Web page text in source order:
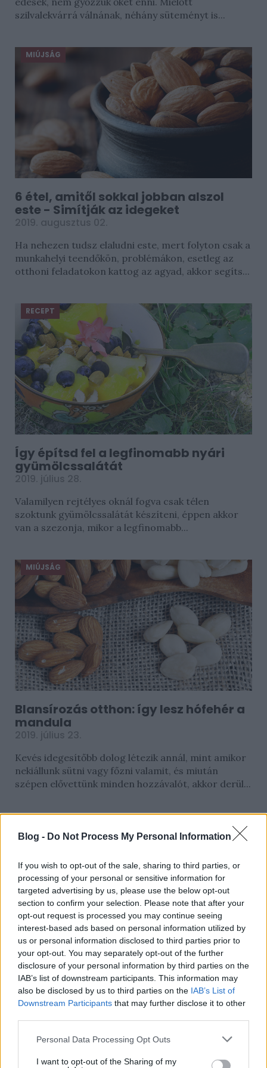
Blog - Do Not Process My Personal Information
If you wish to opt-out of the sale, sharing to third parties, or
processing of your personal or sensitive information for
targeted advertising by us, please use the below opt-out
section to confirm your selection. Please note that after your
opt-out request is processed you may continue seeing
interest-based ads based on personal information utilized by
us or personal information disclosed to third parties prior to
your opt-out. You may separately opt-out of the further
disclosure of your personal information by third parties on the
IAB’s list of downstream participants. This information may
also be disclosed by us to third parties on the IAB’s List of
Downstream Participants that may further disclose it to other
Please note that this website/app uses one or more Google
not limited to your visit or usage behaviour. You may click to
Personal Data Processing Opt Outs
I want to opt-out of the Sharing of my
szilvalekvárrá válnának, néhány süteményt is...
MIÚJSÁG
6 étel, amitől sokkal jobban alszol
este - Simítják az idegeket
2019. augusztus 02.
Ha nehezen tudsz elaludni este, mert folyton csak a
munkahelyi teendőkön, problémákon, esetleg az
otthoni feladatokon kattog az agyad, akkor segíts...
RECEPT
Így építsd fel a legfinomabb nyári
gyümölcssalátát
2019. július 28.
Valamilyen rejtélyes oknál fogva csak télen
szoktunk gyümölcssalátát készíteni, éppen akkor
van a szezonja, mikor a legfinomabb...
MIÚJSÁG
Blansírozás otthon: így lesz hófehér a
mandula
2019. július 23.
Kevés idegesítőbb dolog létezik annál, mint amikor
nekiállunk sütni vagy főzni valamit, és miután
szépen elővettünk minden hozzávalót, akkor derül...
Omlós, citromos-málnás
teasütemény mandulás tésztával
2019. július 14.
biztos. Még a sütőt is megérte miatta bekapcsolni...